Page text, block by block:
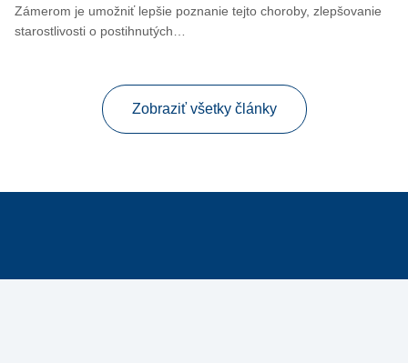
Zámerom je umožniť lepšie poznanie tejto choroby, zlepšovanie
starostlivosti o postihnutých…
Zobraziť všetky články